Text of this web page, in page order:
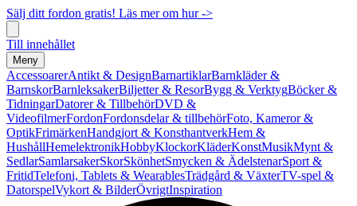
Sälj ditt fordon gratis! Läs mer om hur ->
Till innehållet
Meny
AccessoarerAntikt & DesignBarnartiklarBarnkläder &
BarnskorBarnleksakerBiljetter & ResorBygg & VerktygBöcker &
TidningarDatorer & TillbehörDVD &
VideofilmerFordonFordonsdelar & tillbehörFoto, Kameror &
OptikFrimärkenHandgjort & KonsthantverkHem &
HushållHemelektronikHobbyKlockorKläderKonstMusikMynt &
SedlarSamlarsakerSkorSkönhetSmycken & ÄdelstenarSport &
FritidTelefoni, Tablets & WearablesTrädgård & VäxterTV-spel &
DatorspelVykort & BilderÖvrigtInspiration